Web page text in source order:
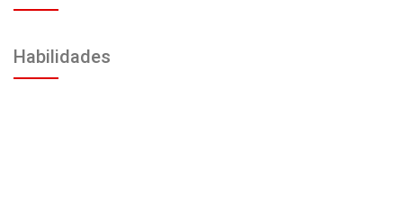
Habilidades